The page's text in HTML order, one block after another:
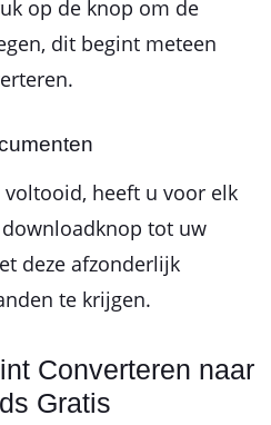
op de knop om de
dit begint meteen
heeft u voor elk
tot uw
deze afzonderlijk
te krijgen.
Converteren naar
Gratis